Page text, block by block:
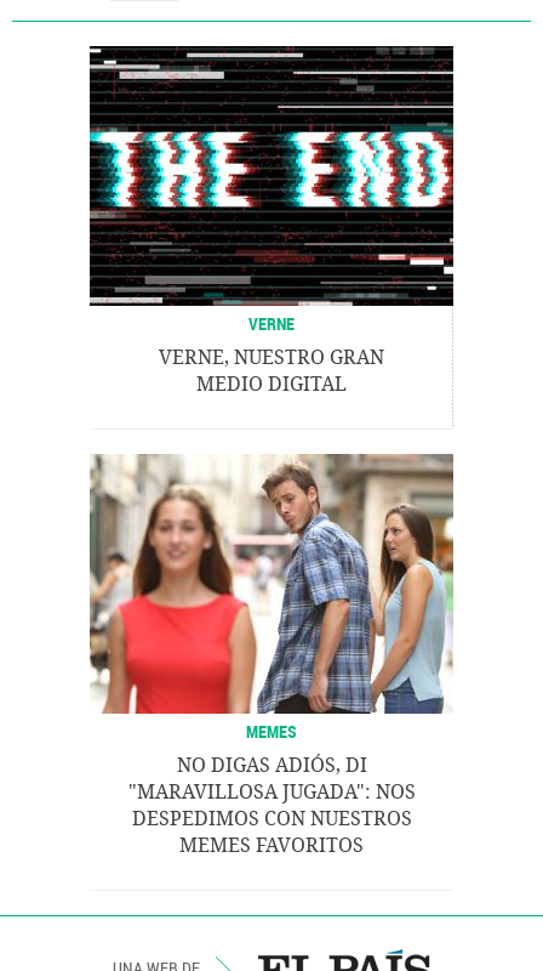
VERNE
VERNE, NUESTRO GRAN
MEDIO DIGITAL
MEMES
NO DIGAS ADIÓS, DI
"MARAVILLOSA JUGADA": NOS
DESPEDIMOS CON NUESTROS
MEMES FAVORITOS